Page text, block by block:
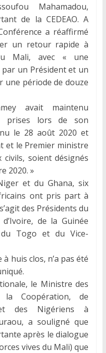
Mahamadou,
de la CEDEAO. A
a réaffirmé
un retour rapide à
Mali, avec « une
un Président et un
une période de douze
avait maintenu
prises lors de son
le 28 août 2020 et
et le Premier ministre
soient désignés
2020. »
et du Ghana, six
ont pris part à
des Présidents du
de la Guinée
Togo et du Vice-
huis clos, n’a pas été
le Ministre des
la Coopération, de
des Nigériens à
a souligné que
après le dialogue
vives du Mali) que